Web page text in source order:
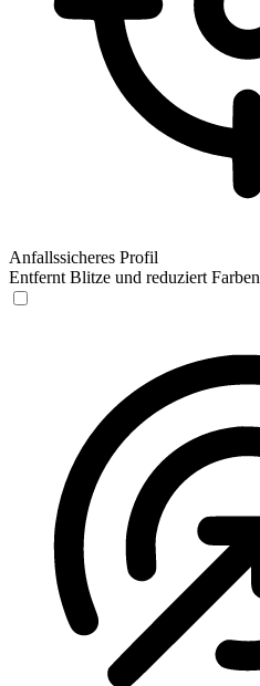
Anfallssicheres Profil
Entfernt Blitze und reduziert Farben